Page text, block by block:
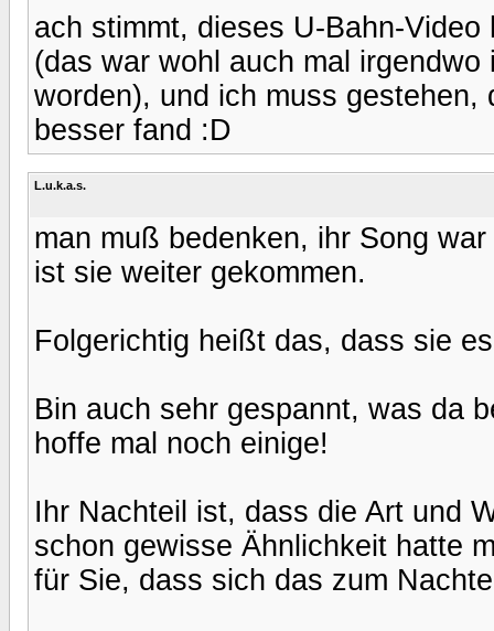
ach stimmt, dieses U-Bahn-
(das war wohl auch mal
worden), und ich muss
besser fand :D
L.u.k.a.s.
man muß bedenken, ihr Song
ist sie weiter gekommen.
Folgerichtig heißt das, dass sie
Bin auch sehr gespannt, was da
hoffe mal noch einige!
Ihr Nachteil ist, dass die Art und
schon gewisse Ähnlichkeit hatte
für Sie, dass sich das zum